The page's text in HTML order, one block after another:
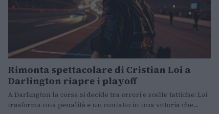
Rimonta spettacolare di Cristian Loi a
Darlington riapre i playoff
A Darlington la corsa si decide tra errori e scelte tattiche: Loi
trasforma una penalità e un contatto in una vittoria che…